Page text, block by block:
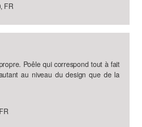
FR
Poêle qui correspond tout à fait
au niveau du design que de la